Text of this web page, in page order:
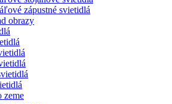
zápustné svietidlá
obrazy
zeme